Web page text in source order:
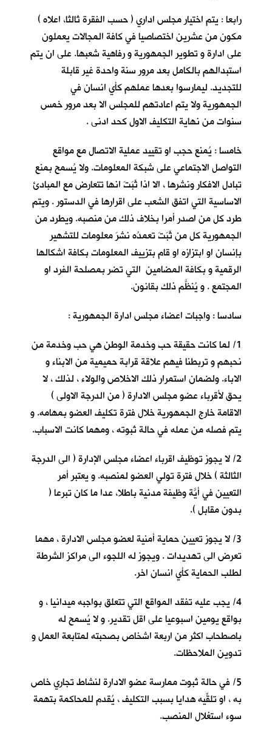
رابعا : يتم اختيار مجلس اداري ( حسب الفقرة ثالثا، اعلاه )
مكون من عشرين اختصاصيا في كافة المجالات يعملون
على ادارة و تطوير الجمهورية و رفاهية شعبها. على ان يتم
استبدالهم بالكامل بعد مرور سنة واحدة غير قابلة
للتجديد. ليمارسوا بعدها عملهم كأي انسان في
الجمهورية ولا يتم اعادتهم للمجلس الا بعد مرور خمس
سنوات من نهاية التكليف الاول كحد ادنى .
خامسا : يُمنع حجب او تقييد عملية الاتصال مع مواقع
التواصل الاجتماعي على شبكة المعلومات. ولا يُسمح بمنع
تبادل الافكار ونشرها ، الا اذا ثَبَتَ انها تتعارض مع المبادئ
الاساسية التي اتفق الشعب على اقرارها في الدستور . ويتم
طرد كل من اصدر أمرا بخلاف ذلك من منصبه. ويطرد من
الجمهورية كل من ثَبَتَ تعمدُه نشرَ معلومات للتشهير
بإنسان او ابتزازه او قام بتزييف المعلومات بكافة اشكالها
الرقمية و بكافة المضامين التي تضر بمصلحة الفرد او
المجتمع . و يُنظَّم ذلك بقانون.
سادسا : واجبات اعضاء مجلس ادارة الجمهورية :
1/ لما كانت حقيقة حب وخدمة الوطن هي حب وخدمة من
نحبهم و تربطنا فيهم علاقة قرابة حميمية من الابناء و
الاباء. ولضمان استمرار ذلك الاخلاص والولاء ، لذلك ، لا
يحق لأقرباء عضو مجلس الادارة ( من الدرجة الاولى )
الاقامة خارج الجمهورية خلال فترة تكليف العضو بمهامه. و
يتم فصله من عمله في حالة ثبوته ، ومهما كانت الاسباب.
2/ لا يجوز توظيف اقرباء اعضاء مجلس الإدارة ( الى الدرجة
الثالثة ) خلال فترة تولي العضو لمنصبه. و يعتبر أمر
التعيين في أيَّة وظيفة مدنية باطلا، عدا ما كان تبرعا (
بدون مقابل ).
3/ لا يجوز تعيين حماية أمنية لعضو مجلس الادارة ، مهما
تعرض الى تهديدات . ويجوز له اللجوء الى مراكز الشرطة
لطلب الحماية كأي انسان اخر.
4/ يجب عليه تفقد المواقع التي تتعلق بواجبه ميدانيا ، و
بواقع يومين اسبوعيا على اقل تقدير. و لا يُسمح له
باصطحاب اكثر من اربعة اشخاص بصحبته لمتابعة العمل و
تدوين الملاحظات.
5/ في حالة ثبوت ممارسة عضو الادارة لنشاط تجاري خاص
به ، او تلقِّيه هدايا بسبب التكليف ، يُقدم للمحاكمة بتهمة
سوء استغلال المنصب.